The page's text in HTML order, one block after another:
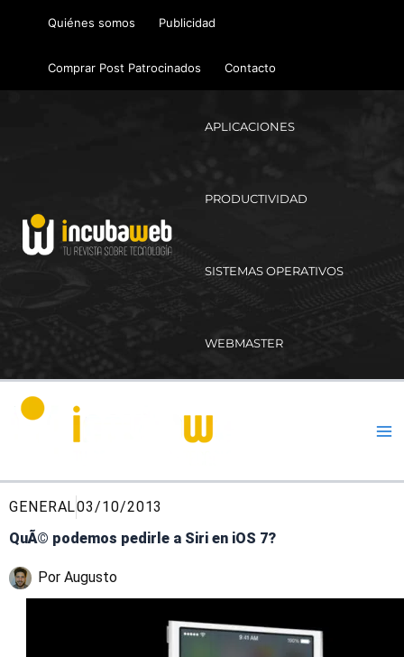
Quiénes somos Publicidad
Comprar Post Patrocinados Contacto
APLICACIONES
PRODUCTIVIDAD
SISTEMAS OPERATIVOS
WEBMASTER
GENERAL03/10/2013
QuÃ© podemos pedirle a Siri en iOS 7?
Por Augusto